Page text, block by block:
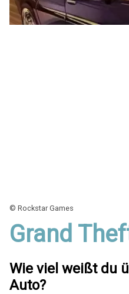
© Rockstar Games
Grand
Wie viel weißt du
Auto?